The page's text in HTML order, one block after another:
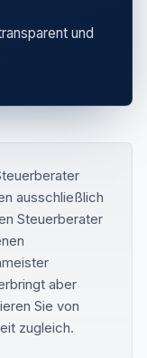
und
ausschließlich
Steuerberater
aber
Sie von
zugleich.